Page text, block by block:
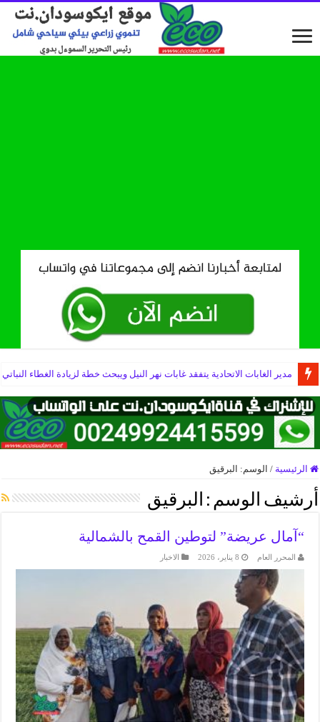
مدير الغابات الاتحادية يتفقد غابات نهر النيل ويبحث خطة لزيادة الغطاء النباتي
الرئيسية / الوسم: البرقيق
أرشيف الوسم : البرقيق
“آمال عريضة” لتوطين القمح بالشمالية
المحرر العام 8 يناير، 2026 الاخبار